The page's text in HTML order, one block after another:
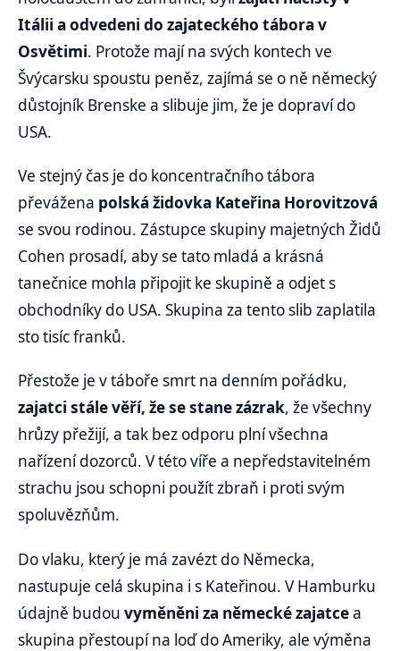
Itálii a odvedeni do zajateckého tábora v
Osvětimi. Protože mají na svých kontech ve
Švýcarsku spoustu peněz, zajímá se o ně německý
důstojník Brenske a slibuje jim, že je dopraví do
USA.
Ve stejný čas je do koncentračního tábora
převážena polská židovka Kateřina Horovitzová
se svou rodinou. Zástupce skupiny majetných Židů
Cohen prosadí, aby se tato mladá a krásná
tanečnice mohla připojit ke skupině a odjet s
obchodníky do USA. Skupina za tento slib zaplatila
sto tisíc franků.
Přestože je v táboře smrt na denním pořádku,
zajatci stále věří, že se stane zázrak, že všechny
hrůzy přežijí, a tak bez odporu plní všechna
nařízení dozorců. V této víře a nepředstavitelném
strachu jsou schopni použít zbraň i proti svým
spoluvězňům.
Do vlaku, který je má zavézt do Německa,
nastupuje celá skupina i s Kateřinou. V Hamburku
údajně budou vyměněni za německé zajatcea
skupina přestoupí na loď do Ameriky, ale výměna